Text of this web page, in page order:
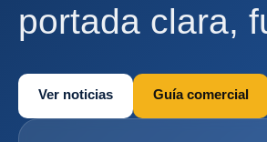
portada clara,
Ver noticias Guía comercial